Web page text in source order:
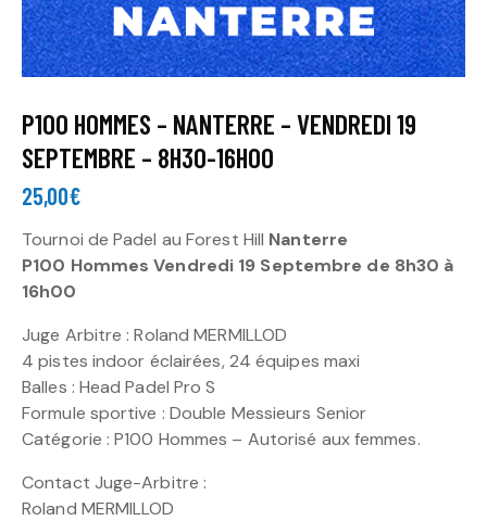
P100 HOMMES – NANTERRE – VENDREDI 19
SEPTEMBRE – 8H30-16H00
25,00€
Tournoi de Padel au Forest Hill Nanterre
P100 Hommes Vendredi 19 Septembre de 8h30 à
16h00
Juge Arbitre : Roland MERMILLOD
4 pistes indoor éclairées, 24 équipes maxi
Balles : Head Padel Pro S
Formule sportive : Double Messieurs Senior
Catégorie : P100 Hommes – Autorisé aux femmes.
Contact Juge-Arbitre :
Roland MERMILLOD